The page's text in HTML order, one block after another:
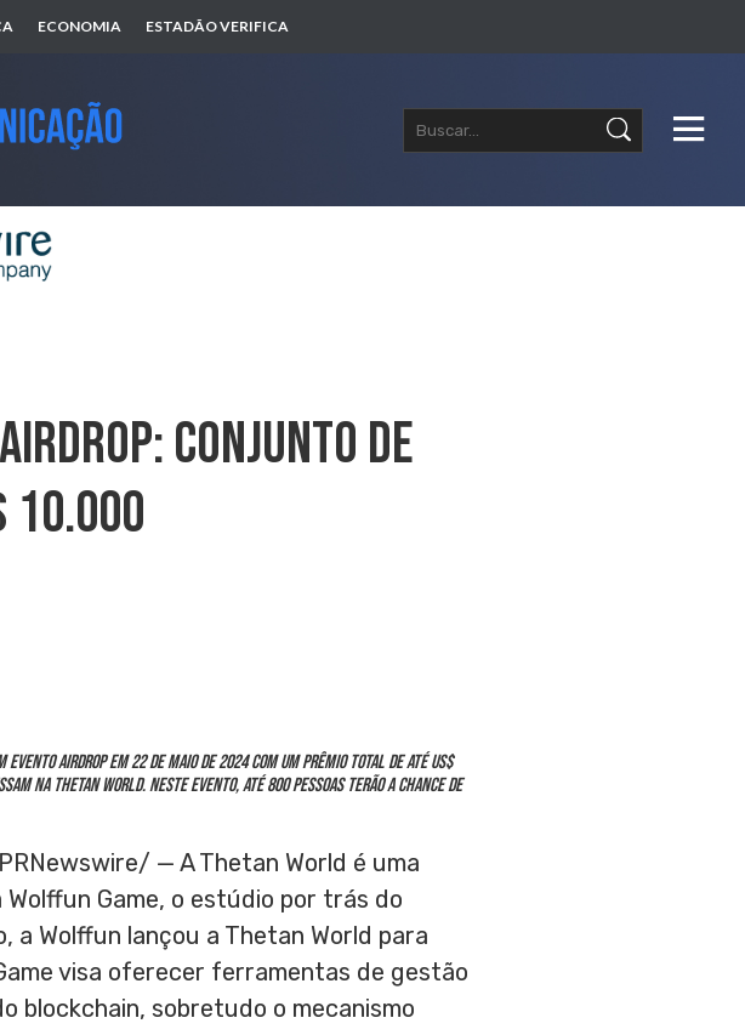
ECONOMIA ESTADÃO VERIFICA
Conjunto De
10.000
Airdrop em 22 de maio de 2024 com um prêmio total de atéUS$
na Thetan World. Neste evento, até 800 pessoas terão a chance de
— A Thetan World é uma
Game, o estúdio por trás do
a Wolffun lançou a Thetan World para
visa oferecer ferramentas de gestão
blockchain, sobretudo o mecanismo